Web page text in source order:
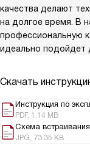
качества делают
на долгое время. В
профессиональную
идеально подойдет
Скачать
Инструкция по
PDF, 1.14 MB
Схема встраивания
JPG, 73.35 KB